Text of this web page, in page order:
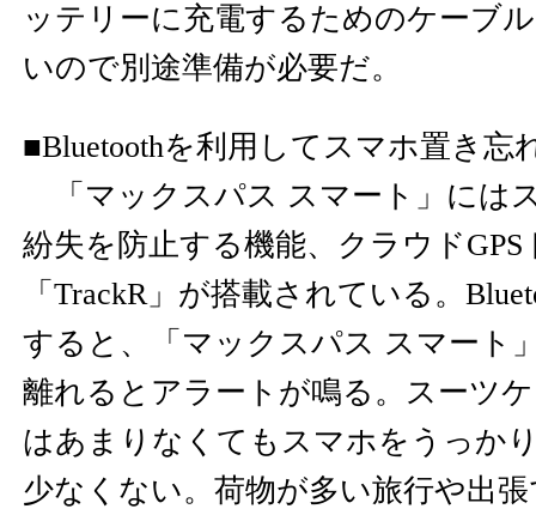
ッテリーに充電するためのケーブ
いので別途準備が必要だ。
■Bluetoothを利用してスマホ置き忘
「マックスパス スマート」には
紛失を防止する機能、クラウド
「TrackR」が搭載されている。
すると、「マックスパス スマート
離れるとアラートが鳴る。スーツ
はあまりなくてもスマホをうっか
少なくない。荷物が多い旅行や出